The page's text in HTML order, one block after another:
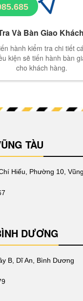
Và Bàn Giao
hành kiểm tra chi tiết
kiện sẽ tiến hành bàn
cho khách hàng.
TÀU
Hiếu, Phường 10,
DƯƠNG
B, Dĩ An, Bình Dương